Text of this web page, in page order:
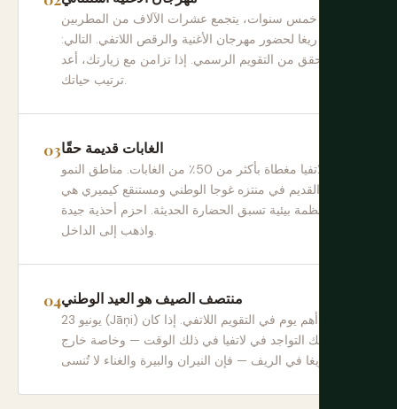
كل خمس سنوات، يتجمع عشرات الآلاف من المطربين
في ريغا لحضور مهرجان الأغنية والرقص اللاتفي. التالي:
تحقق من التقويم الرسمي. إذا تزامن مع زيارتك، أعد
ترتيب حياتك.
الغابات قديمة حقًا
لاتفيا مغطاة بأكثر من 50٪ من الغابات. مناطق النمو
القديم في منتزه غوجا الوطني ومستنقع كيميري هي
أنظمة بيئية تسبق الحضارة الحديثة. احزم أحذية جيدة
واذهب إلى الداخل.
منتصف الصيف هو العيد الوطني
23 يونيو (Jāņi) هو أهم يوم في التقويم اللاتفي. إذا كان
بإمكانك التواجد في لاتفيا في ذلك الوقت — وخاصة خارج